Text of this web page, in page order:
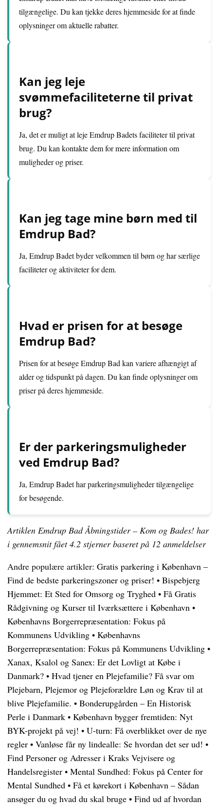
tilgængelige. Du kan tjekke deres hjemmeside for at finde
oplysninger om aktuelle rabatter.
Kan jeg leje
svømmefaciliteterne til privat
brug?
Ja, det er muligt at leje Emdrup Badets faciliteter til privat
brug. Du kan kontakte dem for mere information om
muligheder og priser.
Kan jeg tage mine børn med til
Emdrup Bad?
Ja, Emdrup Badet byder velkommen til børn og har særlige
faciliteter og aktiviteter for dem.
Hvad er prisen for at besøge
Emdrup Bad?
Prisen for at besøge Emdrup Bad kan variere afhængigt af
alder og tidspunkt på dagen. Du kan finde oplysninger om
priser på deres hjemmeside.
Er der parkeringsmuligheder
ved Emdrup Bad?
Ja, Emdrup Badet har parkeringsmuligheder tilgængelige
for besøgende.
Artiklen Emdrup Bad Åbningstider – Kom og Bades! har
i gennemsnit fået4.2 stjerner baseret på 12 anmeldelser
Andre populære artikler: Gratis parkering i København –
Find de bedste parkeringszoner og priser! • Bispebjerg
Hjemmet: Et Sted for Omsorg og Tryghed • Få Gratis
Rådgivning og Kurser til Iværksættere i København •
Københavns Borgerrepræsentation: Fokus på
Kommunens Udvikling • Københavns
Borgerrepræsentation: Fokus på Kommunens Udvikling •
Xanax, Ksalol og Sanex: Er det Lovligt at Købe i
Danmark? • Hvad tjener en Plejefamilie? Få svar om
Plejebarn, Plejemor og Plejeforældre Løn og Krav til at
blive Plejefamilie. • Bonderupgården – En Historisk
Perle i Danmark • København bygger fremtiden: Nyt
BYK-projekt på vej! • U-turn: Få overblikket over de nye
regler • Vanløse får ny lindealle: Se hvordan det ser ud! •
Find Personer og Adresser i Kraks Vejvisere og
Handelsregister • Mental Sundhed: Fokus på Center for
Mental Sundhed • Få et kørekort i København – Sådan
ansøger du og hvad du skal bruge • Find ud af hvordan